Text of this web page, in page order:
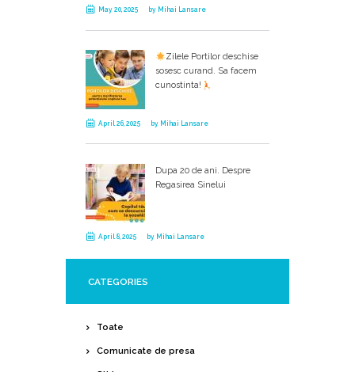
May 20, 2025 by Mihai Lansare
Zilele Portilor deschise
sosesc curand. Sa facem
cunostinta!
April 26, 2025 by Mihai Lansare
Dupa 20 de ani. Despre
Regasirea Sinelui
April 8, 2025 by Mihai Lansare
CATEGORIES
Toate
Comunicate de presa